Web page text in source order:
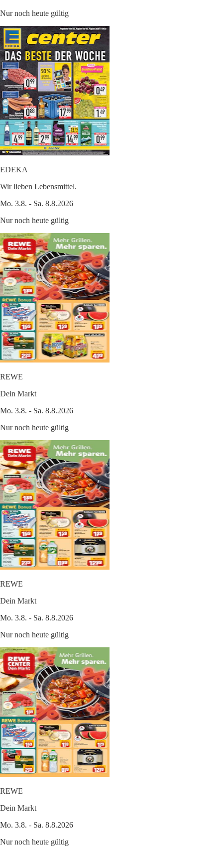
Nur noch heute gültig
EDEKA
Wir lieben Lebensmittel.
Mo. 3.8. - Sa. 8.8.2026
Nur noch heute gültig
REWE
Dein Markt
Mo. 3.8. - Sa. 8.8.2026
Nur noch heute gültig
REWE
Dein Markt
Mo. 3.8. - Sa. 8.8.2026
Nur noch heute gültig
REWE
Dein Markt
Mo. 3.8. - Sa. 8.8.2026
Nur noch heute gültig